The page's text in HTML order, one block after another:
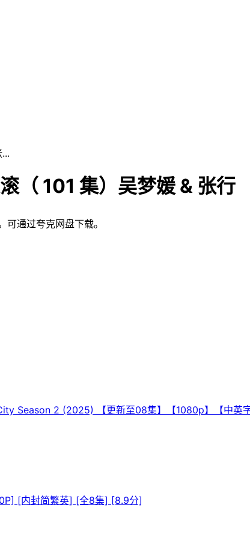
（ 101 集）吴梦媛 & 张行
可通过夸克网盘下载。
Season 2 (2025) 【更新至08集】【1080p】【中英
[内封简繁英] [全8集] [8.9分]